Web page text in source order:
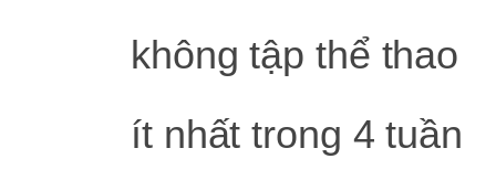
không tập thể thao
ít nhất trong 4 tuần